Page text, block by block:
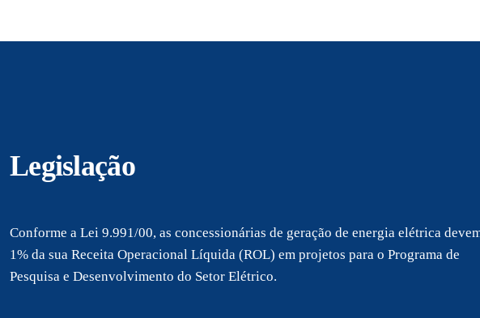
Legislação
Conforme a Lei 9.991/00, as concessionárias de geração de energia elétrica
1% da sua Receita Operacional Líquida (ROL) em projetos para o Programa de
Pesquisa e Desenvolvimento do Setor Elétrico.